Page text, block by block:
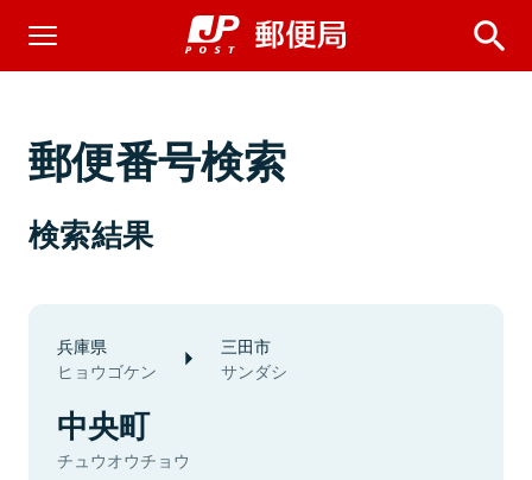
郵便番号検索
検索結果
兵庫県
ヒョウゴケン
三田市
サンダシ
中央町
チュウオウチョウ